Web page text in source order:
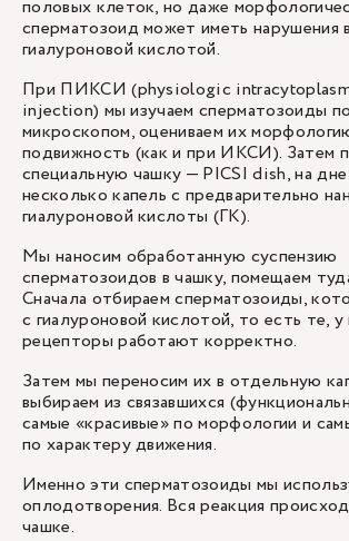
половых клеток, но даже
сперматозоид может иметь нарушения
гиалуроновой кислотой.
При ПИКСИ (physiologic
injection) мы изучаем сперматозоиды
микроскопом, оцениваем их
подвижность (как и при ИКСИ). Затем
специальную чашку — PICSI dish, на
несколько капель с предварительно
гиалуроновой кислоты (ГК).
Мы наносим обработанную суспензию
сперматозоидов в чашку, помещаем
Сначала отбираем сперматозоиды,
с гиалуроновой кислотой, то есть те,
рецепторы работают корректно.
Затем мы переносим их в отдельную
выбираем из связавшихся
самые «красивые» по морфологии и
по характеру движения.
Именно эти сперматозоиды мы
оплодотворения. Вся реакция
чашке.